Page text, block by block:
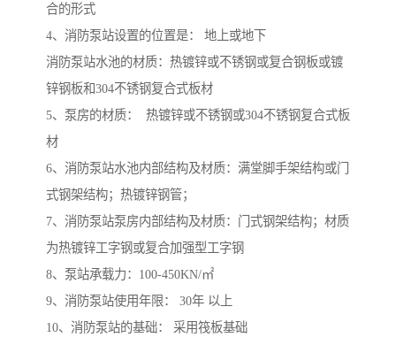
合的形式
4、消防泵站设置的位置是： 地上或地下
消防泵站水池的材质：热镀锌或不锈钢或复合钢板或镀
锌钢板和304不锈钢复合式板材
5、泵房的材质： 热镀锌或不锈钢或304不锈钢复合式板
材
6、消防泵站水池内部结构及材质：满堂脚手架结构或门
式钢架结构；热镀锌钢管；
7、消防泵站泵房内部结构及材质：门式钢架结构；材质
为热镀锌工字钢或复合加强型工字钢
8、泵站承载力：100-450KN/㎡
9、消防泵站使用年限： 30年 以上
10、消防泵站的基础： 采用筏板基础